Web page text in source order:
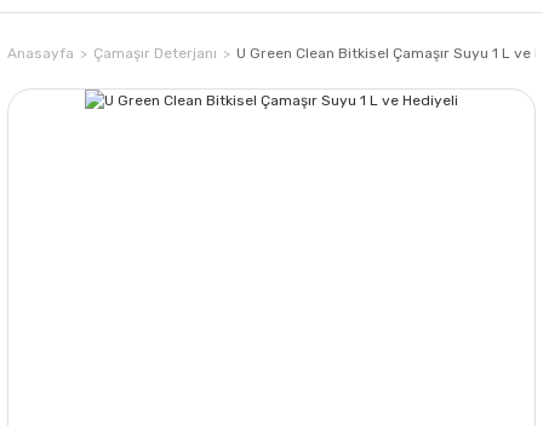
Anasayfa Çamaşır Deterjanı U Green Clean Bitkisel Çamaşır Suyu 1 L ve